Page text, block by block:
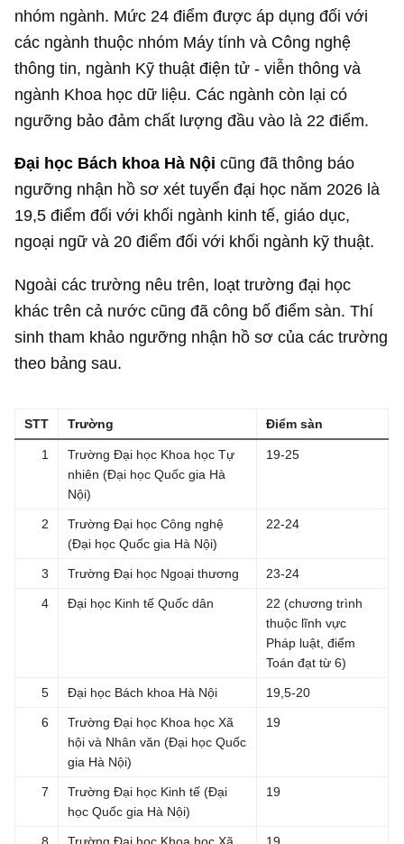
nhóm ngành. Mức 24 điểm được áp dụng đối với
các ngành thuộc nhóm Máy tính và Công nghệ
thông tin, ngành Kỹ thuật điện tử - viễn thông và
ngành Khoa học dữ liệu. Các ngành còn lại có
ngưỡng bảo đảm chất lượng đầu vào là 22 điểm.
Đại học Bách khoa Hà Nộicũng đã thông báo
ngưỡng nhận hồ sơ xét tuyển đại học năm 2026 là
19,5 điểm đối với khối ngành kinh tế, giáo dục,
ngoại ngữ và 20 điểm đối với khối ngành kỹ thuật.
Ngoài các trường nêu trên, loạt trường đại học
khác trên cả nước cũng đã công bố điểm sàn. Thí
sinh tham khảo ngưỡng nhận hồ sơ của các trường
theo bảng sau.
STT Trường Điểm sàn
1
Trường Đại học Khoa học Tự
nhiên (Đại học Quốc gia Hà
Nội)
19-25
2
Trường Đại học Công nghệ
(Đại học Quốc gia Hà Nội)
22-24
3 Trường Đại học Ngoại thương 23-24
4 Đại học Kinh tế Quốc dân
22 (chương trình
thuộc lĩnh vực
Pháp luật, điểm
Toán đạt từ 6)
5 Đại học Bách khoa Hà Nội 19,5-20
6
Trường Đại học Khoa học Xã
hội và Nhân văn (Đại học Quốc
gia Hà Nội)
19
7
Trường Đại học Kinh tế (Đại
học Quốc gia Hà Nội)
19